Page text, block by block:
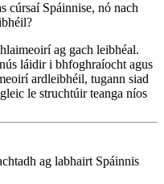
cúrsaí Spáinnise, nó nach
ag gach leibhéal.
láidir i bhfoghraíocht agus
ardleibhéil, tugann siad
le struchtúir teanga níos
ag labhairt Spáinnis